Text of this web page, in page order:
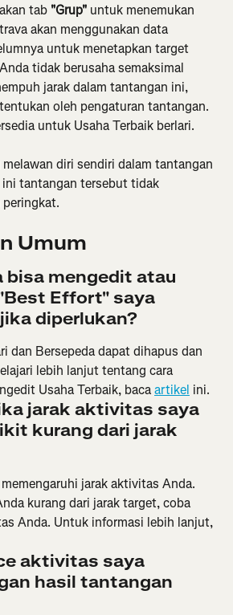
tab "Grup" untuk menemukan
akan menggunakan data
untuk menetapkan target
tidak berusaha semaksimal
jarak dalam tantangan ini,
oleh pengaturan tantangan.
untuk Usaha Terbaik berlari.
diri sendiri dalam tantangan
ini tantangan tersebut tidak
Umum
bisa mengedit atau
Effort" saya
diperlukan?
dan Bersepeda dapat dihapus dan
lebih lanjut tentang cara
Usaha Terbaik, baca artikel ini.
jarak aktivitas saya
kurang dari jarak
jarak aktivitas Anda.
kurang dari jarak target, coba
Anda. Untuk informasi lebih lanjut,
aktivitas saya
hasil tantangan